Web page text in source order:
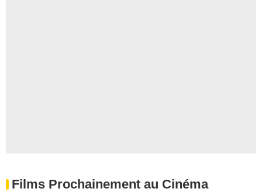
Films Prochainement au Cinéma